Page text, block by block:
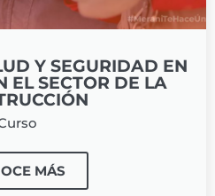
Y SEGURIDAD EN
EL SECTOR DE LA
MÁS